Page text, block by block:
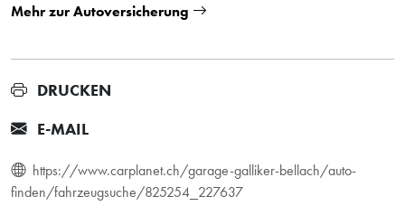
Mehr zur Autoversicherung
DRUCKEN
E-MAIL
https://www.carplanet.ch/garage-galliker-bellach/auto-
finden/fahrzeugsuche/825254_227637